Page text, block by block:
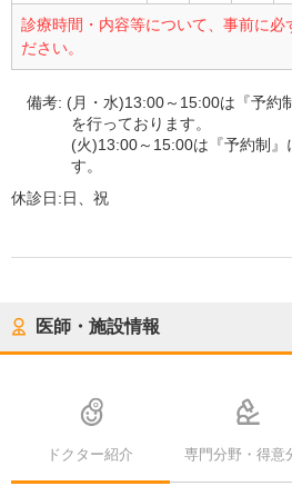
診療時間・内容等について、事前に必
ださい。
備考: (月・水)13:00～15:00は『予約
を行っております。
(火)13:00～15:00は『予約制』
す。
休診日:日、祝
医師・施設情報
ドクター紹介 専門分野・得意